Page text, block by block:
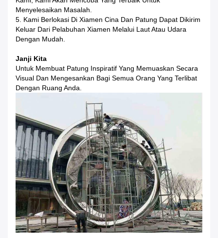
Menyelesaikan Masalah.
5. Kami Berlokasi Di Xiamen Cina Dan Patung Dapat Dikirim
Keluar Dari Pelabuhan Xiamen Melalui Laut Atau Udara
Dengan Mudah.
Janji Kita
Untuk Membuat Patung Inspiratif Yang Memuaskan Secara
Visual Dan Mengesankan Bagi Semua Orang Yang Terlibat
Dengan Ruang Anda.